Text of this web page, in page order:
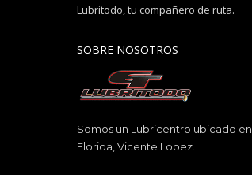
Lubritodo, tu compañero de ruta.
SOBRE NOSOTROS
Somos un Lubricentro ubicado en
Florida, Vicente Lopez.